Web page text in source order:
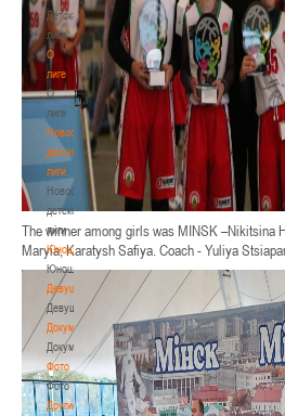
Детская
лига
О
лиге
О
лиге
Новости
детской
лиги
Новости
детской
лиги
Юноши
Юноши
Девушки
Девушки
Документы
Документы
Фото
Фото
Другие
The winner among girls was MINSK –Nikitsina
Maryia, Karatysh Safiya. Coach - Yuliya